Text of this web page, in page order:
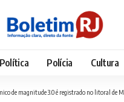
Política Polícia Cultura
de magnitude 3.0 é registrado no litoral de